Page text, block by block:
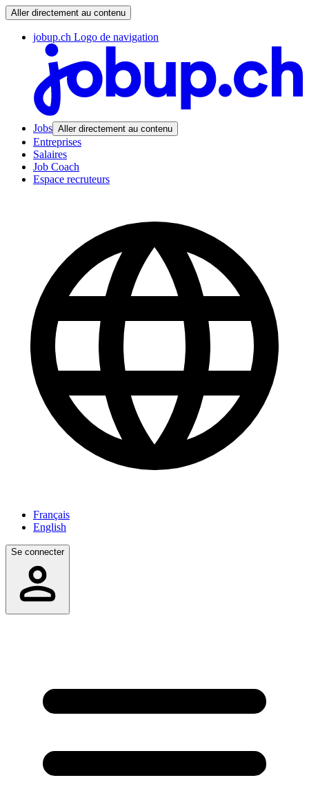
Aller directement au contenu
jobup.ch Logo de navigation
Jobs Aller directement au contenu
Entreprises
Salaires
Job Coach
Espace recruteurs
Français
English
Se connecter